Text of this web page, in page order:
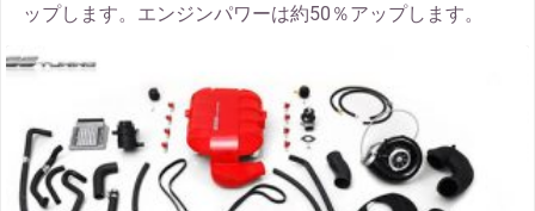
ップします。エンジンパワーは約50％アップします。
thumbnail